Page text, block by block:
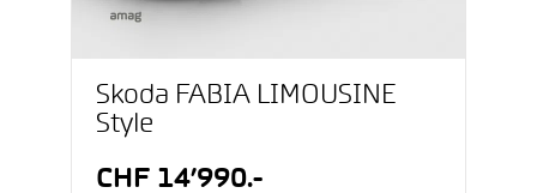
Škoda FABIA LIMOUSINE
Style
CHF 14’990.-